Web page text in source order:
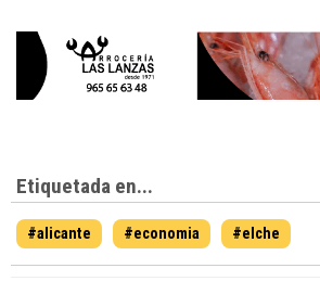
Etiquetada en...
#alicante #economia #elche